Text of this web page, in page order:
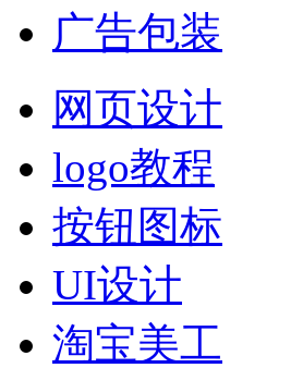
广告包装
网页设计
logo教程
按钮图标
UI设计
淘宝美工